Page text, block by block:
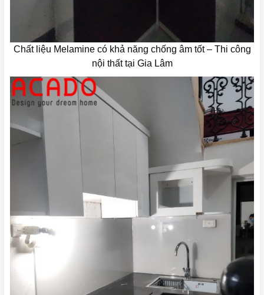
Chất liệu Melamine có khả năng chống âm tốt – Thi công
nội thất tại Gia Lâm